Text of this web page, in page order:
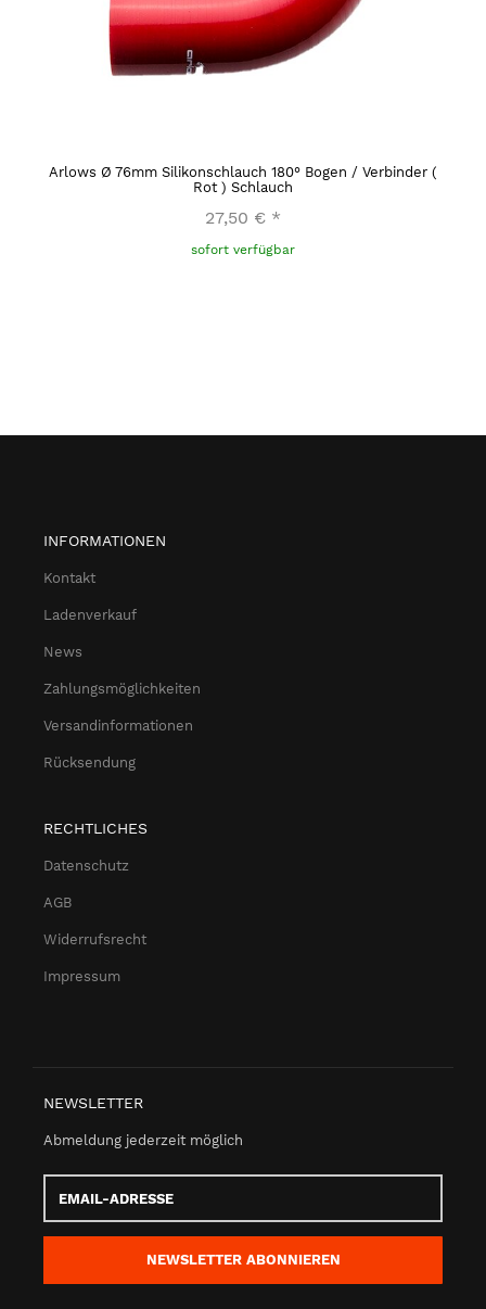
Arlows Ø 76mm Silikonschlauch 180° Bogen / Verbinder (
Rot ) Schlauch
27,50 € *
sofort verfügbar
INFORMATIONEN
Kontakt
Ladenverkauf
News
Zahlungsmöglichkeiten
Versandinformationen
Rücksendung
RECHTLICHES
Datenschutz
AGB
Widerrufsrecht
Impressum
NEWSLETTER
Abmeldung jederzeit möglich
Adresse
NEWSLETTER ABONNIEREN